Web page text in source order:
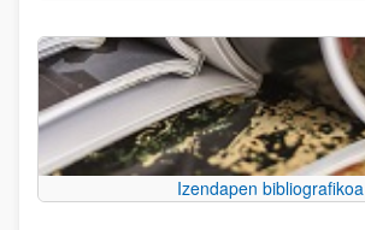
Izendapen bibliografikoa